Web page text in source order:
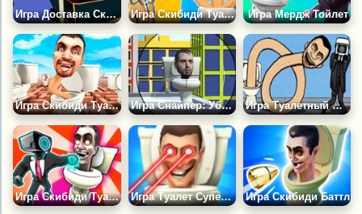
Игра Доставка Скибиди Игра Скибиди Туалет Файт: Слияние Армии Камераменов Игра Мердж Тойлет
Игра Скибиди Туалеты в Лабиринте Игра Снайпер: Убийство Скибиди Игра Туалетный Монстр с Длинной Шеей
Игра Скибиди Туалет Буйство Игра Туалет Супергерой: Спасение Города Игра Скибиди Баттл